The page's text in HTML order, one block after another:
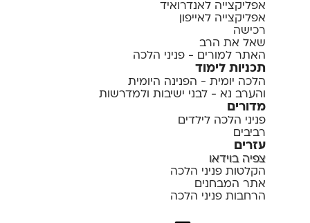
אפליקצייה לאנדרואיד
אפליקצייה לאייפון
רכישה
שאל את הרב
האתר למורים - פניני הלכה
תכניות לימוד
הלכה יומית - הפנינה היומית
והערב נא - לבני ישיבות ולמדרשות
מדורים
פניני הלכה לילדים
רביבים
עזרים
צפיה בוידאו
הקלטות פניני הלכה
אתר המבחנים
הרחבות פניני הלכה